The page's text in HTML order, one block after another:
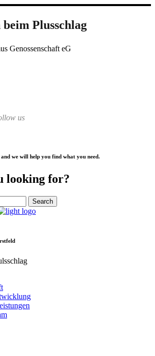
Plusschlag
Genossenschaft eG
us
we will help you find what you need.
looking for?